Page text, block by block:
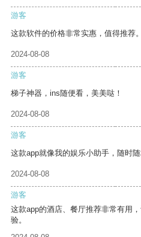
游客
这款软件的价格非常实惠，值得推荐。
2024-08-08
游客
梯子神器，ins随便看，美美哒！
2024-08-08
游客
这款app就像我的娱乐小助手，随时
2024-08-08
游客
这款app的酒店、餐厅推荐非常有用
验。